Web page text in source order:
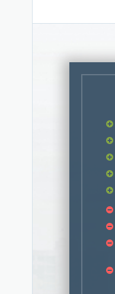
Дом, согласно
до 135 кв. м. В
(«Садовники»,
свежим воздухом,
Это важно,
Зато в локации
Хорошо развита
Лидер в